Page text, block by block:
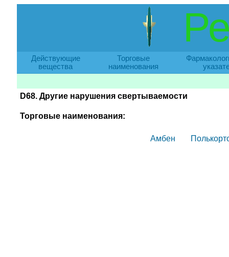
Действующие
вещества
Торговые
наименования
D68. Другие нарушения свертываемости
Торговые наименования:
Амбен